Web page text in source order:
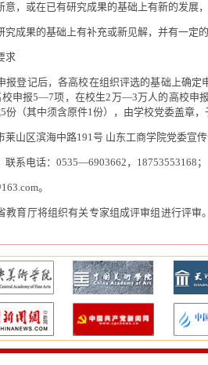
意，或在已有研究成果的基础上有新的发展
究成果的基础上有补充或新见解，并有一定
求
报登记后，各高校在组织评选的基础上确
校申报5—7项，在校生2万—3万人的高校申
份（其中须含原件1份），由学校党委盖章
莱山区滨海中路191号 山东工商学院党委宣
联系电话：0535—6903662，18753553168；
。
教育厅将组织有关专家组成评审组进行评